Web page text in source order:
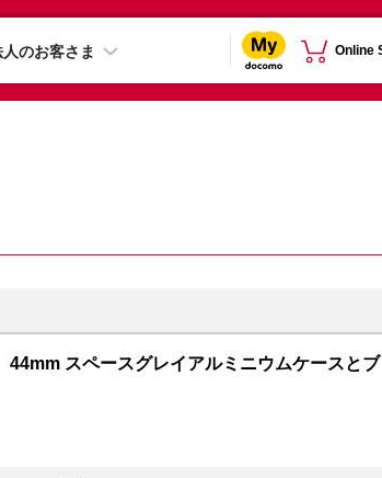
人のお客さま Online
スペースグレイアルミニウムケースとブ